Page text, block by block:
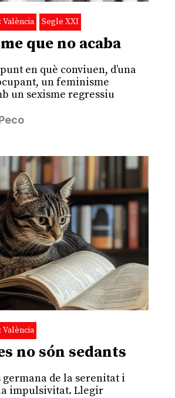
València Segle XXI
que no acaba
en què conviuen, d’una
un feminisme
un sexisme regressiu
València
no són sedants
germana de la serenitat i
impulsivitat. Llegir